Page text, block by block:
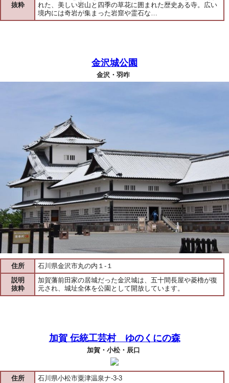
抜粋
れた、美しい岩山と四季の草花に囲まれた歴史ある寺。広い
境内には奇岩が集まった岩窟や霊石な…
金沢城公園
金沢・羽咋
住所
石川県金沢市丸の内１-１
説明
抜粋
加賀藩前田家の居城だった金沢城は、五十間長屋や菱櫓が復
元され、城址全体を公園として開放しています。
加賀 伝統工芸村 ゆのくにの森
加賀・小松・辰口
住所 石川県小松市粟津温泉ナ-3-3